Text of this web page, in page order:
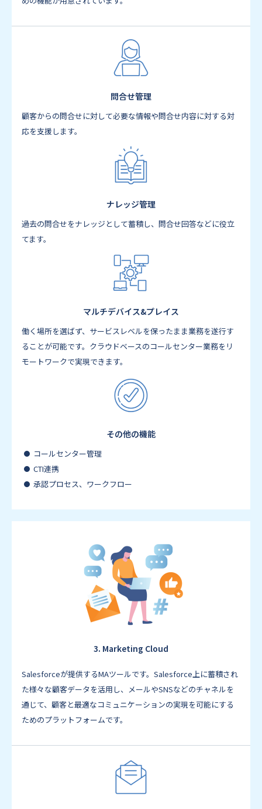
問合せ管理
顧客からの問合せに対して必要な情報や問合せ内容に対する対
応を支援します。
ナレッジ管理
過去の問合せをナレッジとして蓄積し、問合せ回答などに役立
てます。
マルチデバイス&プレイス
働く場所を選ばず、サービスレベルを保ったまま業務を遂行す
ることが可能です。クラウドベースのコールセンター業務をリ
モートワークで実現できます。
その他の機能
コールセンター管理
CTI連携
承認プロセス、ワークフロー
3. Marketing Cloud
Salesforceが提供するMAツールです。Salesforce上に蓄積され
た様々な顧客データを活用し、メールやSNSなどのチャネルを
通じて、顧客と最適なコミュニケーションの実現を可能にする
ためのプラットフォームです。